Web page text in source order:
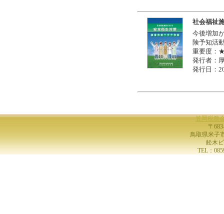
社会福祉
今後増加
険予知活
重要度
発行者：
発行日：
笠岡税務
〒
鳥取県米子
舩木
TEL：